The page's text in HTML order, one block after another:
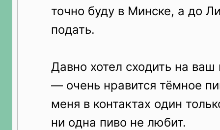
точно буду в Минске, а до
подать.
Давно хотел сходить на
— очень нравится тёмное
меня в контактах один
ни одна пиво не любит.